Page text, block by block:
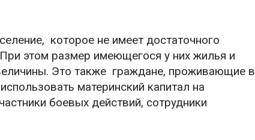
которое не имеет достаточного
этом размер имеющегося у них жилья и
Это также граждане, проживающие в
материнский капитал на
боевых действий, сотрудники